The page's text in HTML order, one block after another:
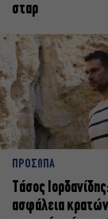
σταρ
ΠΡΟΣΩΠΑ
Tάσος
ασφάλεια